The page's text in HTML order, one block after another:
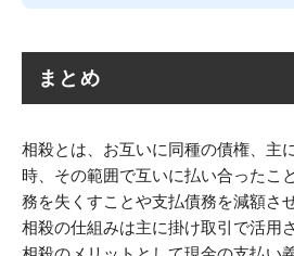
まとめ
相殺とは、お互いに同種の債権、主
時、その範囲で互いに払い合ったこ
務を失くすことや支払債務を減額さ
相殺の仕組みは主に掛け取引で活用